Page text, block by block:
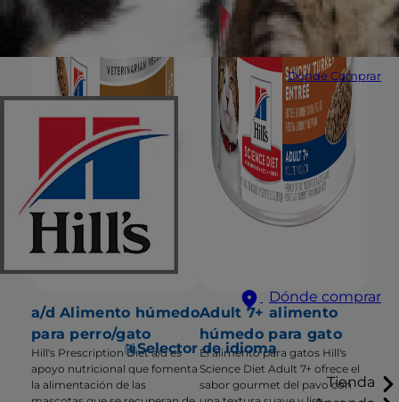
Dónde Comprar
Dónde comprar
Selector de idioma
Tienda
a/d Alimento húmedo
para perro/gato
Hill's Prescription Diet a/d es
apoyo nutricional que fomenta
la alimentación de las
Adult 7+ alimento
húmedo para gato
El alimento para gatos Hill's
Science Diet Adult 7+ ofrece el
sabor gourmet del pavo con